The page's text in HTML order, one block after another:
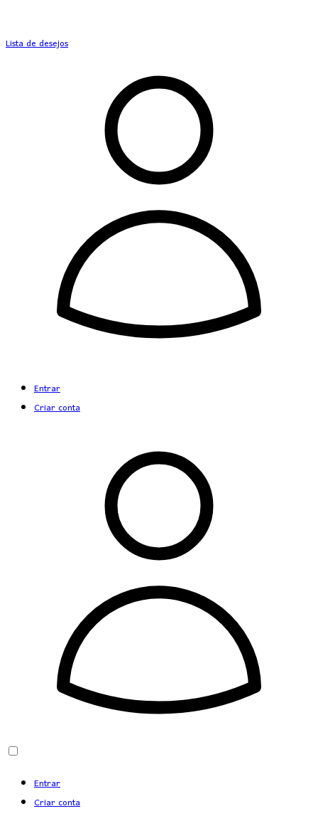
Lista de desejos
Entrar
Criar conta
Entrar
Criar conta